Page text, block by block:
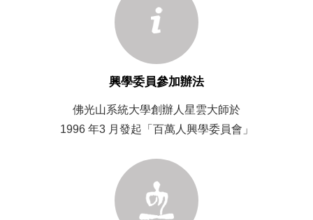
興學委員參加辦法
佛光山系統大學創辦人星雲大師於
1996 年3 月發起「百萬人興學委員會」